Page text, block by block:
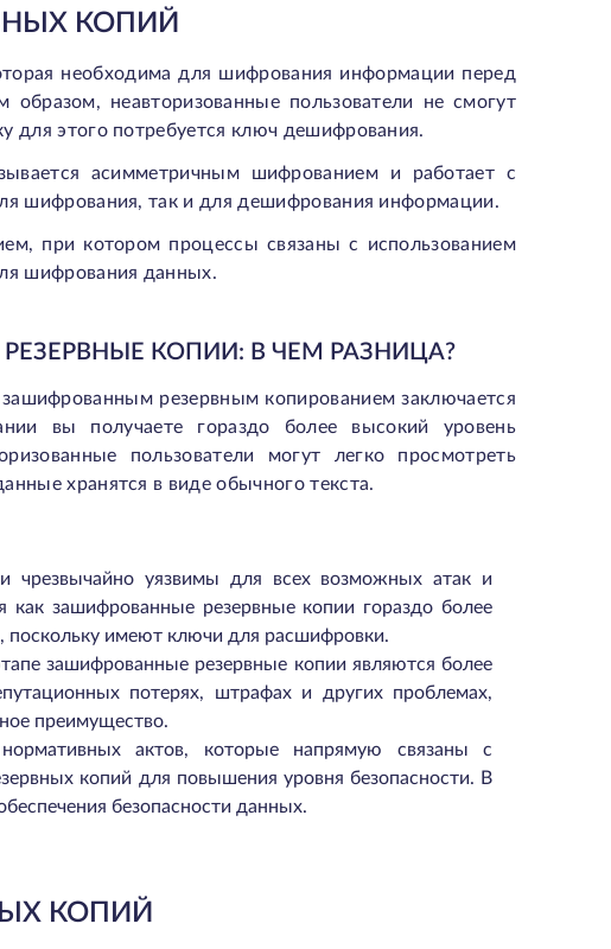
КОПИЙ
необходима для шифрования информации перед
образом, неавторизованные пользователи не смогут
для этого потребуется ключ дешифрования.
асимметричным шифрованием и работает с
шифрования, так и для дешифрования информации.
при котором процессы связаны с использованием
шифрования данных.
КОПИИ: В ЧЕМ РАЗНИЦА?
резервным копированием заключается
вы получаете гораздо более высокий уровень
пользователи могут легко просмотреть
хранятся в виде обычного текста.
чрезвычайно уязвимы для всех возможных атак и
зашифрованные резервные копии гораздо более
поскольку имеют ключи для расшифровки.
зашифрованные резервные копии являются более
потерях, штрафах и других проблемах,
преимущество.
актов, которые напрямую связаны с
копий для повышения уровня безопасности. В
безопасности данных.
КОПИЙ